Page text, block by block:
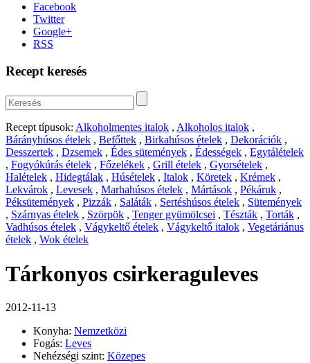
Facebook
Twitter
Google+
RSS
Recept keresés
Recept típusok: Alkoholmentes italok , Alkoholos italok ,
Bárányhúsos ételek , Befőttek , Birkahúsos ételek , Dekorációk ,
Desszertek , Dzsemek , Édes sütemények , Édességek , Egytálételek
, Fogyókúrás ételek , Főzelékek , Grill ételek , Gyorsételek ,
Halételek , Hidegtálak , Húsételek , Italok , Köretek , Krémek ,
Lekvárok , Levesek , Marhahúsos ételek , Mártások , Pékáruk ,
Péksütemények , Pizzák , Saláták , Sertéshúsos ételek , Sütemények
, Szárnyas ételek , Szörpök , Tenger gyümölcsei , Tészták , Torták ,
Vadhúsos ételek , Vágykeltő ételek , Vágykeltő italok , Vegetáriánus
ételek , Wok ételek
Tárkonyos csirkeraguleves
2012-11-13
Konyha: Nemzetközi
Fogás: Leves
Nehézségi szint: Közepes